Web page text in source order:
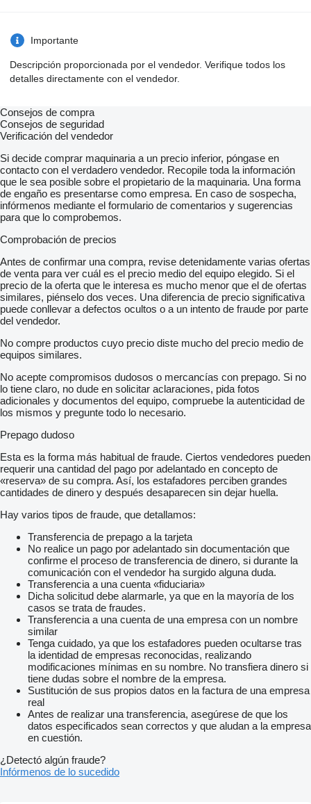
Importante
Descripción proporcionada por el vendedor. Verifique todos los
detalles directamente con el vendedor.
Consejos de compra
Consejos de seguridad
Verificación del vendedor
Si decide comprar maquinaria a un precio inferior, póngase en
contacto con el verdadero vendedor. Recopile toda la información
que le sea posible sobre el propietario de la maquinaria. Una forma
de engaño es presentarse como empresa. En caso de sospecha,
infórmenos mediante el formulario de comentarios y sugerencias
para que lo comprobemos.
Comprobación de precios
Antes de confirmar una compra, revise detenidamente varias ofertas
de venta para ver cuál es el precio medio del equipo elegido. Si el
precio de la oferta que le interesa es mucho menor que el de ofertas
similares, piénselo dos veces. Una diferencia de precio significativa
puede conllevar a defectos ocultos o a un intento de fraude por parte
del vendedor.
No compre productos cuyo precio diste mucho del precio medio de
equipos similares.
No acepte compromisos dudosos o mercancías con prepago. Si no
lo tiene claro, no dude en solicitar aclaraciones, pida fotos
adicionales y documentos del equipo, compruebe la autenticidad de
los mismos y pregunte todo lo necesario.
Prepago dudoso
Esta es la forma más habitual de fraude. Ciertos vendedores pueden
requerir una cantidad del pago por adelantado en concepto de
«reserva» de su compra. Así, los estafadores perciben grandes
cantidades de dinero y después desaparecen sin dejar huella.
Hay varios tipos de fraude, que detallamos:
Transferencia de prepago a la tarjeta
No realice un pago por adelantado sin documentación que
confirme el proceso de transferencia de dinero, si durante la
comunicación con el vendedor ha surgido alguna duda.
Transferencia a una cuenta «fiduciaria»
Dicha solicitud debe alarmarle, ya que en la mayoría de los
casos se trata de fraudes.
Transferencia a una cuenta de una empresa con un nombre
similar
Tenga cuidado, ya que los estafadores pueden ocultarse tras
la identidad de empresas reconocidas, realizando
modificaciones mínimas en su nombre. No transfiera dinero si
tiene dudas sobre el nombre de la empresa.
Sustitución de sus propios datos en la factura de una empresa
real
Antes de realizar una transferencia, asegúrese de que los
datos especificados sean correctos y que aludan a la empresa
en cuestión.
¿Detectó algún fraude?
Infórmenos de lo sucedido